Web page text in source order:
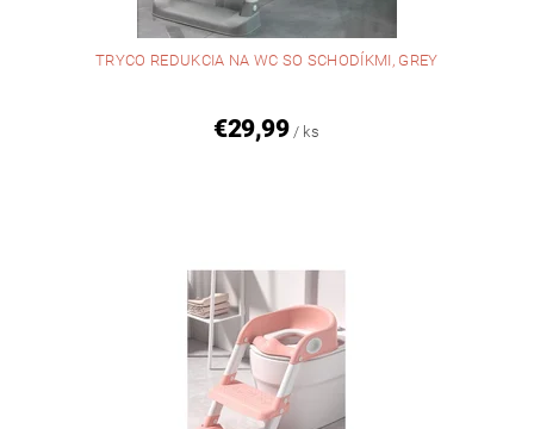
TRYCO REDUKCIA NA WC SO SCHODÍKMI, GREY
€29,99 / ks